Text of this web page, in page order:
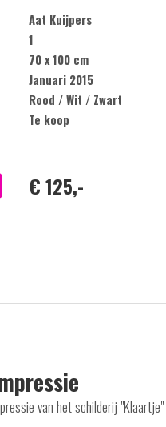
Aat Kuijpers
1
70 x 100 cm
Januari 2015
Rood / Wit / Zwart
Te koop
€ 125,-
van het schilderij